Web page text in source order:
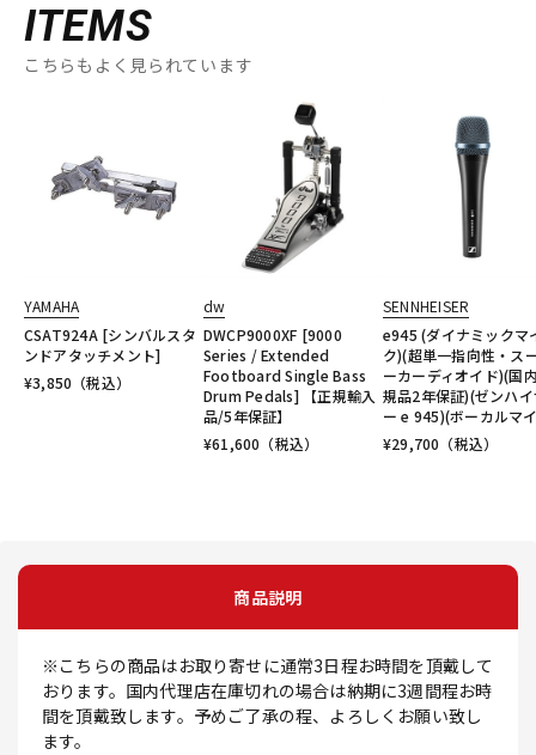
ITEMS
こちらもよく見られています
YAMAHA
CSAT924A [シンバルスタ
ンドアタッチメント]
¥3,850 （税込）
dw
DWCP9000XF [9000
Series / Extended
Footboard Single Bass
Drum Pedals] 【正規輸入
品/5年保証】
¥61,600 （税込）
SENNHEISER
e945 (ダイナミックマ
ク)(超単一指向性・ス
ーカーディオイド)(国
規品2年保証)(ゼンハ
ー e 945)(ボーカルマ
¥29,700 （税込）
商品説明
※こちらの商品はお取り寄せに通常3日程お時間を頂戴して
おります。国内代理店在庫切れの場合は納期に3週間程お時
間を頂戴致します。予めご了承の程、よろしくお願い致し
ます。